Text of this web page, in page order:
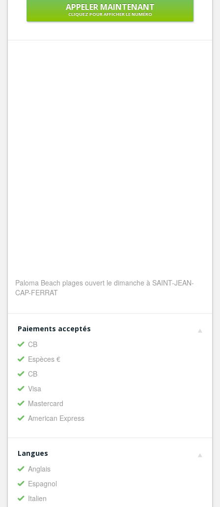
APPELER MAINTENANT
CLIQUEZ POUR AFFICHER LE NUMÉRO
Paloma Beach plages ouvert le dimanche à SAINT-JEAN-
CAP-FERRAT
Paiements acceptés
CB
Espèces €
CB
Visa
Mastercard
American Express
Langues
Anglais
Espagnol
Italien